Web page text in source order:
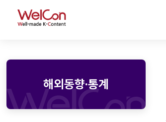
WelCon
해외동향·통계